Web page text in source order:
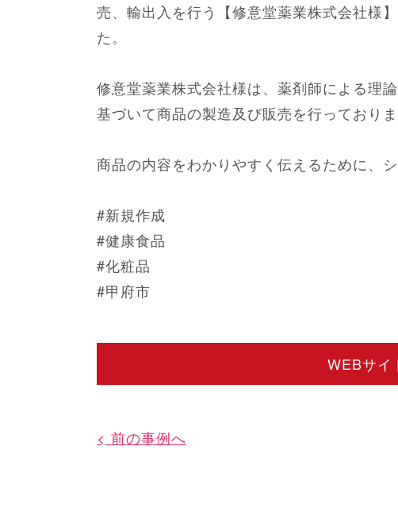
売、輸出入を行う【修意堂薬業株式会社様
た。
修意堂薬業株式会社様は、薬剤師による理
基づいて商品の製造及び販売を行っておりま
商品の内容をわかりやすく伝えるために、
#新規作成
#健康食品
#化粧品
#甲府市
WEBサイ
< 前の事例へ